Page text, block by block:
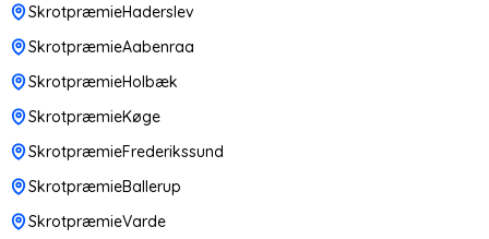
SkrotpræmieHaderslev
SkrotpræmieAabenraa
SkrotpræmieHolbæk
SkrotpræmieKøge
SkrotpræmieFrederikssund
SkrotpræmieBallerup
SkrotpræmieVarde